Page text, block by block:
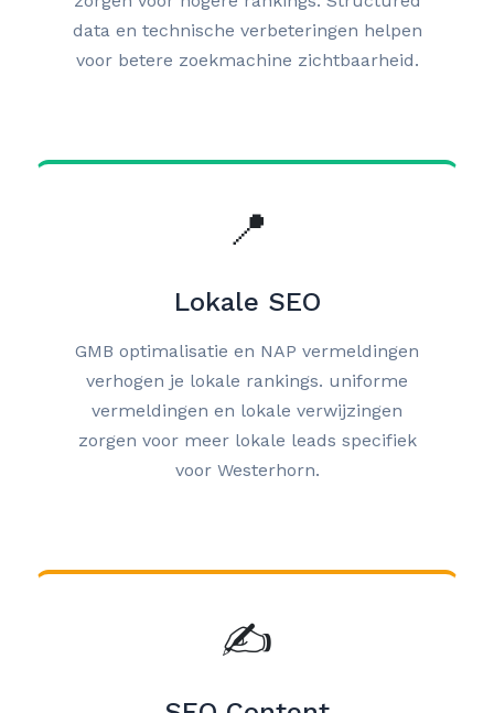
data en technische verbeteringen helpen
voor betere zoekmachine zichtbaarheid.
📍
Lokale SEO
GMB optimalisatie en NAP vermeldingen
verhogen je lokale rankings. uniforme
vermeldingen en lokale verwijzingen
zorgen voor meer lokale leads specifiek
voor Westerhorn.
✍️